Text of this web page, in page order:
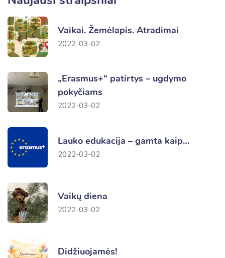
Vaikai. Žemėlapis. Atradimai
2022-03-02
„Erasmus+“ patirtys – ugdymo
pokyčiams
2022-03-02
Lauko edukacija – gamta kaip…
2022-03-02
Vaikų diena
2022-03-02
Didžiuojamės!